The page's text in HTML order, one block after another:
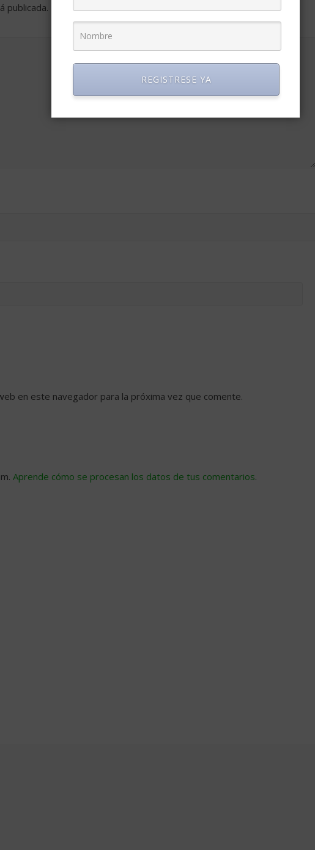
publicada. Los campos obligatorios están marcados con*
en este navegador para la próxima vez que comente.
Aprende cómo se procesan los datos de tus comentarios.
REGISTRESE YA